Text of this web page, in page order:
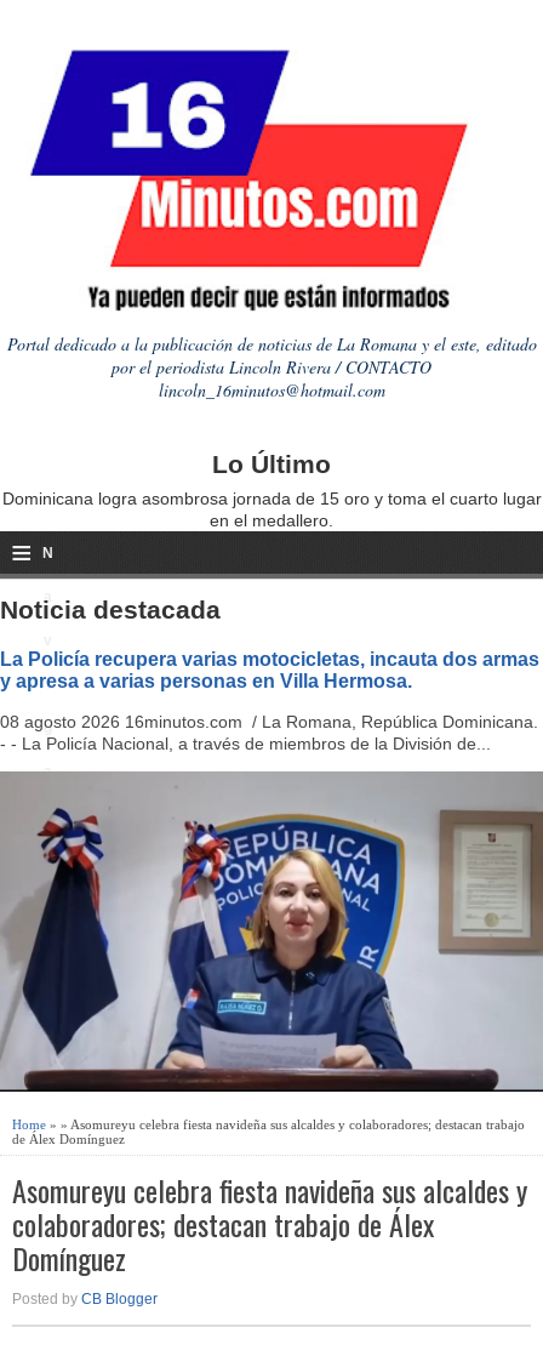
Portal dedicado a la publicación de noticias de La Romana y el este, editado
por el periodista Lincoln Rivera / CONTACTO
lincoln_16minutos@hotmail.com
Lo Último
Dominicana logra asombrosa jornada de 15 oro y toma el cuarto lugar
en el medallero.
≡ N
a
i
g
a
o
n
Noticia destacada
La Policía recupera varias motocicletas, incauta dos armas
y apresa a varias personas en Villa Hermosa.
08 agosto 2026 16minutos.com / La Romana, República Dominicana.
- - La Policía Nacional, a través de miembros de la División de...
Home » » Asomureyu celebra fiesta navideña sus alcaldes y colaboradores; destacan trabajo
de Álex Domínguez
Asomureyu celebra fiesta navideña sus alcaldes y
colaboradores; destacan trabajo de Álex
Domínguez
Posted by CB Blogger